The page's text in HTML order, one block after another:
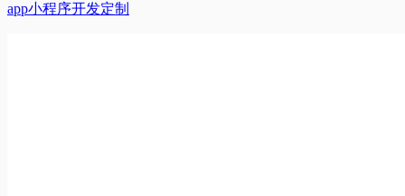
app小程序开发定制